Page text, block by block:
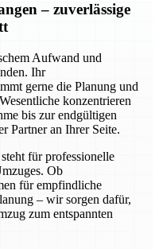
– zuverlässige
Aufwand und
Ihr
gerne die Planung und
konzentrieren
bis zur endgültigen
Partner an Ihrer Seite.
für professionelle
Ob
für empfindliche
– wir sorgen dafür,
zum entspannten